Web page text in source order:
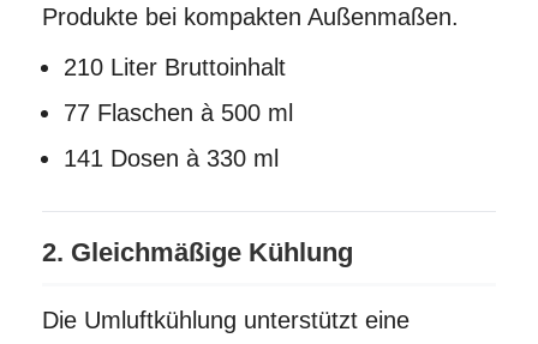
Produkte bei kompakten Außenmaßen.
210 Liter Bruttoinhalt
77 Flaschen à 500 ml
141 Dosen à 330 ml
2. Gleichmäßige Kühlung
Die Umluftkühlung unterstützt eine